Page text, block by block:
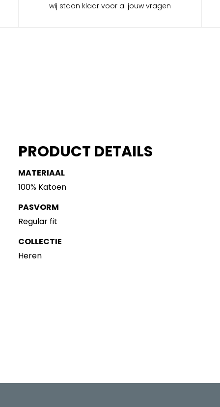
wij staan klaar voor al jouw vragen
PRODUCT DETAILS
MATERIAAL
100% Katoen
PASVORM
Regular fit
COLLECTIE
Heren